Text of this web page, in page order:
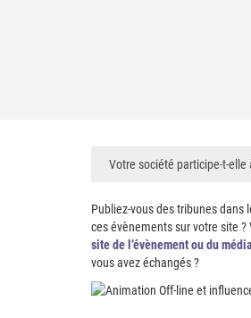
Votre société participe-t-elle
Publiez-vous des tribunes dans
ces évènements sur votre site ?
site de l’évènement ou du
vous avez échangés ?